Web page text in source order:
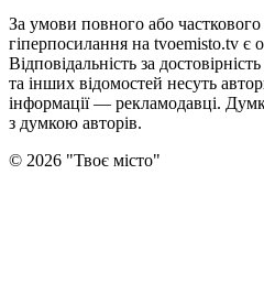
За умови повного або
гіперпосилання на tvoemisto.tv є
Відповідальність за
та інших відомостей несуть
інформації — рекламодавці.
з думкою авторiв.
© 2026 "Твоє місто"